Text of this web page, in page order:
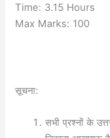
Time: 3.15 Hours
Max Marks: 100
सूचना:
सभी प्रश्नों के